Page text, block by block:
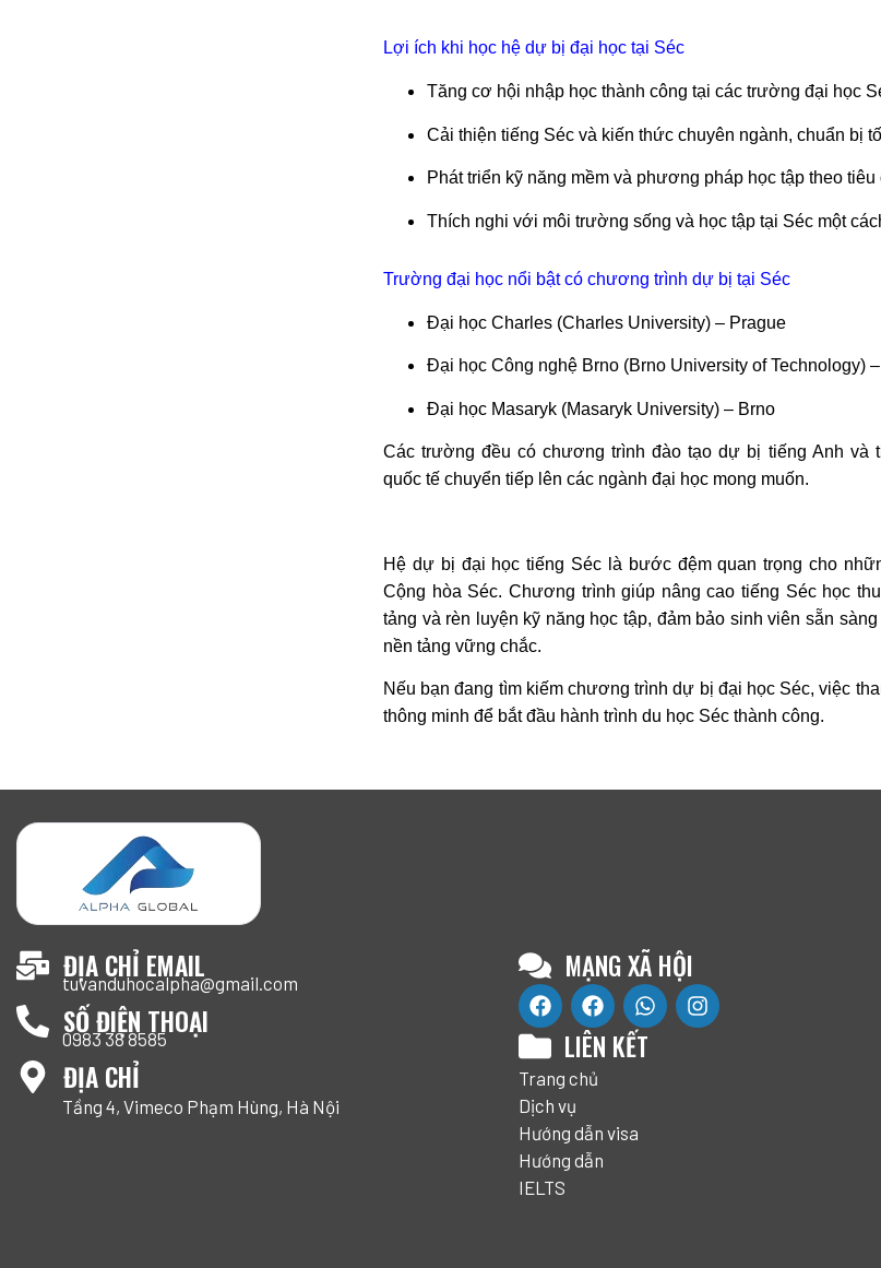
Lợi ích khi học hệ dự bị đại học tại Séc
Tăng cơ hội nhập học thành công tại các trường đại học
Cải thiện tiếng Séc và kiến thức chuyên ngành, chuẩn bị
Phát triển kỹ năng mềm và phương pháp học tập theo tiêu
Thích nghi với môi trường sống và học tập tại Séc một
Trường đại học nổi bật có chương trình dự bị tại Séc
Đại học Charles (Charles University) – Prague
Đại học Công nghệ Brno (Brno University of Technology)
Đại học Masaryk (Masaryk University) – Brno
Các trường đều có chương trình đào tạo dự bị tiếng Anh và
quốc tế chuyển tiếp lên các ngành đại học mong muốn.
Hệ dự bị đại học tiếng Séc là bước đệm quan trọng cho
Cộng hòa Séc. Chương trình giúp nâng cao tiếng Séc học
tảng và rèn luyện kỹ năng học tập, đảm bảo sinh viên sẵn
nền tảng vững chắc.
Nếu bạn đang tìm kiếm chương trình dự bị đại học Séc, việc
thông minh để bắt đầu hành trình du học Séc thành công.
ĐỊA CHỈ EMAIL
tuvanduhocalpha@gmail.com
SỐ ĐIỆN THOẠI
0983 38 8585
ĐỊA CHỈ
Tầng 4, Vimeco Phạm Hùng, Hà Nội
MẠNG XÃ HỘI
LIÊN KẾT
Trang chủ
Dịch vụ
Hướng dẫn visa
Hướng dẫn
IELTS